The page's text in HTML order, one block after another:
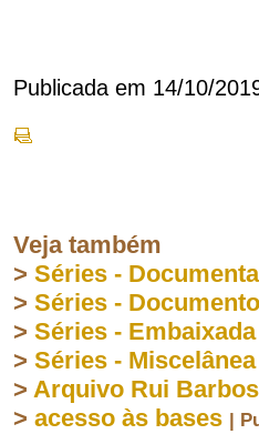
Publicada em 14/10/
Veja também
> Séries -
> Séries -
> Séries -
> Séries - Miscelânea
> Arquivo Rui
> acesso às bases |